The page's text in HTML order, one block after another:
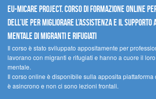
EU-MiCare Project. Corso di formazione online
dell’UE per migliorare l’assistenza e il
mentale di migranti e rifugiati
Il corso è stato sviluppato appositamente per
lavorano con migranti e rifugiati e hanno a cuore il
mentale.
Il corso online è disponibile sulla apposita piattaforma
è asincrono e non ci sono lezioni frontali.